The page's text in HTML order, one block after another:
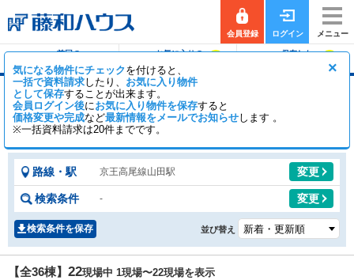
会員登録 ログイン メニュー
前回の
お気に入りの
保存した
×
気になる物件にチェックを付けると、
一括で資料請求したり、 お気に入り物件
として保存することが出来ます。
会員ログイン後にお気に入り物件を保存すると
価格変更や完成など最新情報をメールでお知らせします 。
※一括資料請求は20件までです。
山田駅の新築一戸建て（分譲住宅・一軒家・建
売）
【全36棟】 一般公開29棟 会員公開
路線・駅 京王高尾線山田駅 変更
検索条件 - 変更
検索条件を保存 並び替え
【全36棟】 22現場中 1現場〜22現場を表示